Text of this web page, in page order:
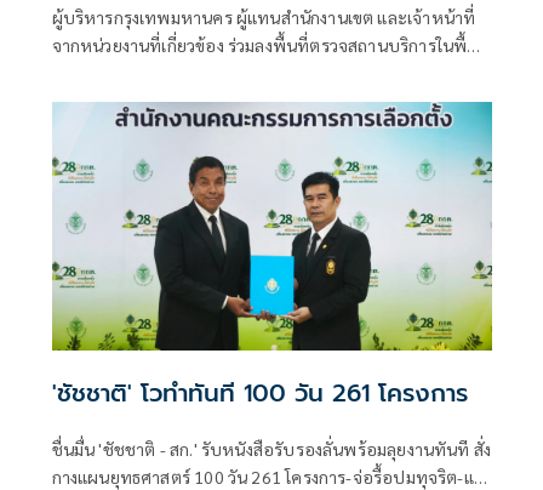
ผู้บริหารกรุงเทพมหานคร ผู้แทนสำนักงานเขต และเจ้าหน้าที่
จากหน่วยงานที่เกี่ยวข้อง ร่วมลงพื้นที่ตรวจสถานบริการในพื้นที่
ปลอดภัย
'ชัชชาติ' โวทำทันที 100 วัน 261 โครงการ
ชื่นมื่น 'ชัชชาติ - สก.' รับหนังสือรับรองลั่นพร้อมลุยงานทันที สั่ง
กางแผนยุทธศาสตร์ 100 วัน 261 โครงการ-จ่อรื้อปมทุจริต-แก้